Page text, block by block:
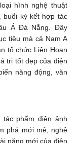
hình nghệ thuật
buổi ký kết hợp tác
Á Đà Nẵng. Đây
tiêu mà cả Nam A
tổ chức Liên Hoan
trị tốt đẹp của điện
năng động, văn
phẩm điện ảnh
phá mới mẻ, nghệ
năng mới của điện